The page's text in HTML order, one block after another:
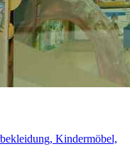
Kindermöbel,